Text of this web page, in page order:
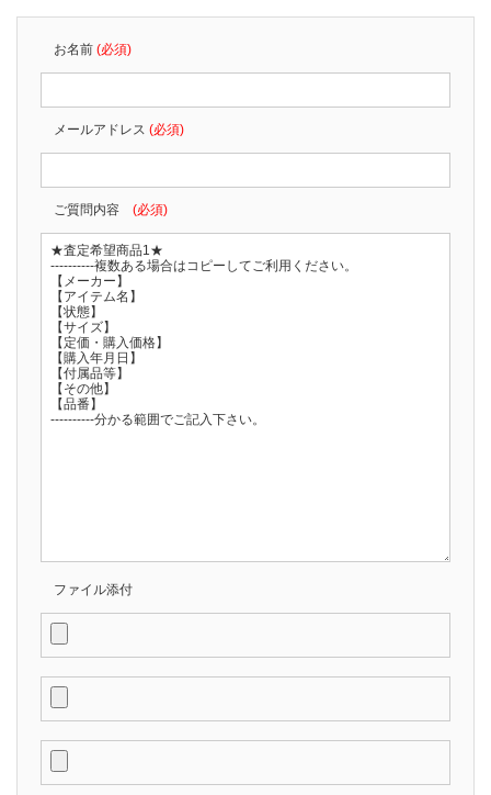
お名前 (必須)
メールアドレス (必須)
ご質問内容 (必須)
ファイル添付